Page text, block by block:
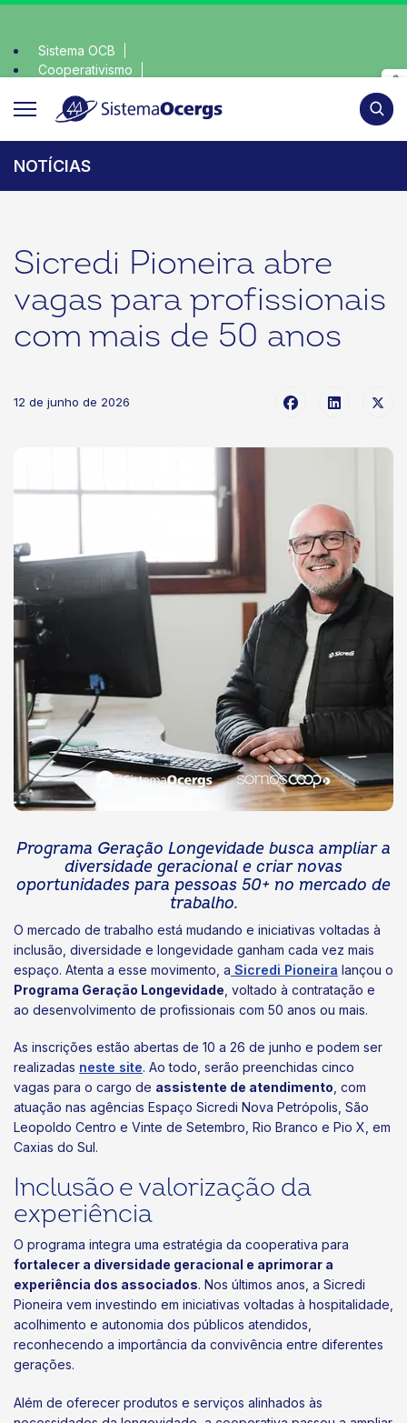
Sistema OCB
Cooperativismo
NOTÍCIAS
Sicredi Pioneira abre
vagas para profissionais
com mais de 50 anos
12 de junho de 2026
Programa Geração Longevidade busca ampliar a
diversidade geracional e criar novas
oportunidades para pessoas 50+ no mercado de
trabalho.
O mercado de trabalho está mudando e iniciativas voltadas à
inclusão, diversidade e longevidade ganham cada vez mais
espaço. Atenta a esse movimento, a Sicredi Pioneira lançou o
Programa Geração Longevidade , voltado à contratação e
ao desenvolvimento de profissionais com 50 anos ou mais.
As inscrições estão abertas de 10 a 26 de junho e podem ser
realizadas neste site. Ao todo, serão preenchidas cinco
vagas para o cargo de assistente de atendimento , com
atuação nas agências Espaço Sicredi Nova Petrópolis, São
Leopoldo Centro e Vinte de Setembro, Rio Branco e Pio X, em
Caxias do Sul.
Inclusão e valorização da
experiência
O programa integra uma estratégia da cooperativa para
fortalecer a diversidade geracional e aprimorar a
experiência dos associados. Nos últimos anos, a Sicredi
Pioneira vem investindo em iniciativas voltadas à hospitalidade,
acolhimento e autonomia dos públicos atendidos,
reconhecendo a importância da convivência entre diferentes
gerações.
Além de oferecer produtos e serviços alinhados às